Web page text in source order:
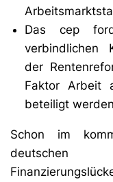
Das cep
verbindlichen
der
Faktor Arbeit
beteiligt
Schon im
deutschen